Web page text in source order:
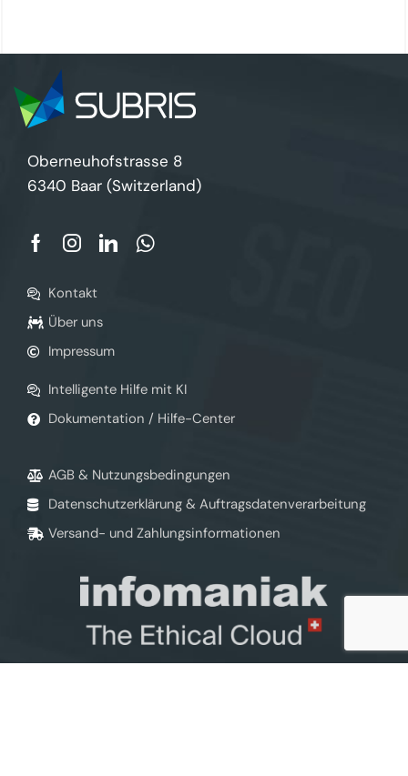
Oberneuhofstrasse 8
6340 Baar (Switzerland)
Kontakt
Über uns
Impressum
Intelligente Hilfe mit KI
Dokumentation / Hilfe-Center
AGB & Nutzungsbedingungen
Datenschutzerklärung & Auftragsdatenverarbeitung
Versand- und Zahlungsinformationen